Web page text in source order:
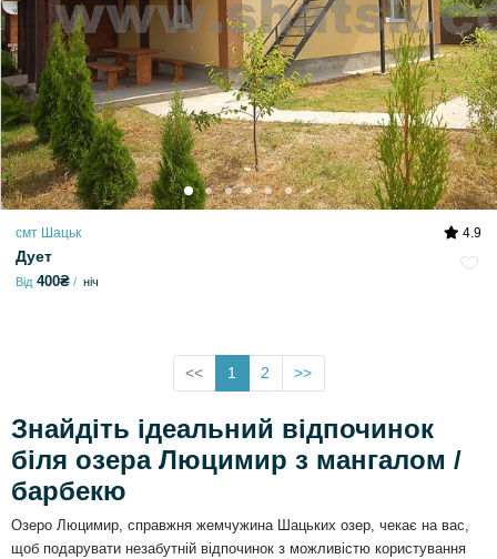
смт Шацьк 4.9
Дует
Від 400₴ ніч
<< 1 2 >>
Знайдіть ідеальний відпочинок
біля озера Люцимир з мангалом /
барбекю
Озеро Люцимир, справжня жемчужина Шацьких озер, чекає на вас,
щоб подарувати незабутній відпочинок з можливістю користування